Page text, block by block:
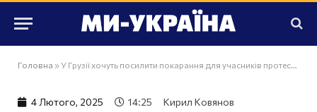
Головна » У Грузії хочуть посилити покарання для учасників протестів
4 Лютого, 2025 14:25 Кирил Ковянов